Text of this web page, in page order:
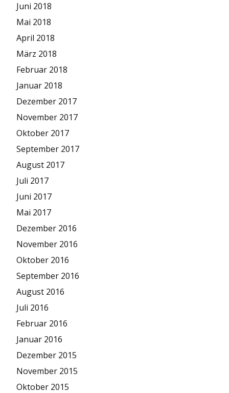
Juni 2018
Mai 2018
April 2018
März 2018
Februar 2018
Januar 2018
Dezember 2017
November 2017
Oktober 2017
September 2017
August 2017
Juli 2017
Juni 2017
Mai 2017
Dezember 2016
November 2016
Oktober 2016
September 2016
August 2016
Juli 2016
Februar 2016
Januar 2016
Dezember 2015
November 2015
Oktober 2015